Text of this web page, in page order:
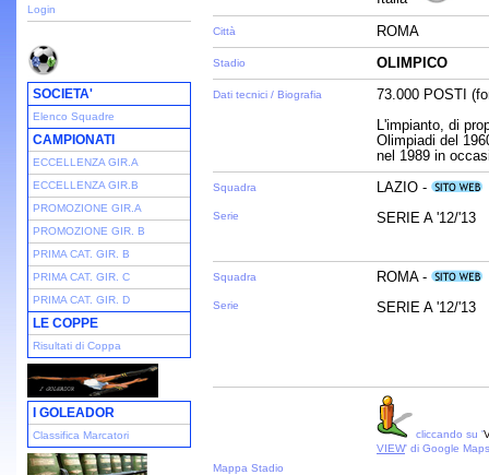
Login
SOCIETA'
Elenco Squadre
CAMPIONATI
ECCELLENZA GIR.A
ECCELLENZA GIR.B
PROMOZIONE GIR.A
PROMOZIONE GIR. B
PRIMA CAT. GIR. B
PRIMA CAT. GIR. C
PRIMA CAT. GIR. D
LE COPPE
Risultati di Coppa
I GOLEADOR
Classifica Marcatori
Città ROMA
Stadio OLIMPICO
Dati tecnici / Biografia
73.000 POSTI
L'impianto, di
Olimpiadi del
nel 1989 in
Squadra
Serie
LAZIO -
SERIE A '12/'13
Squadra
Serie
ROMA -
SERIE A '12/'13
cliccando su '
VIEW' di Google Maps
Mappa Stadio